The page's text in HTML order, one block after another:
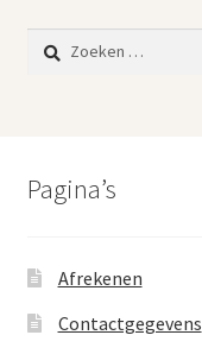
Zoeken
naar:
Pagina’s
Afrekenen
Contactgegevens